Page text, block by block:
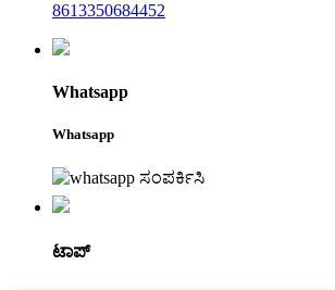
8613350684452
Whatsapp
Whatsapp
ಟಾಪ್